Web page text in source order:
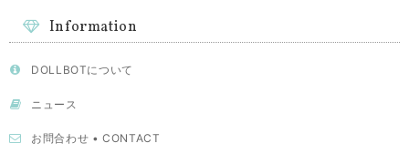
Information
DOLLBOTについて
ニュース
お問合わせ • CONTACT